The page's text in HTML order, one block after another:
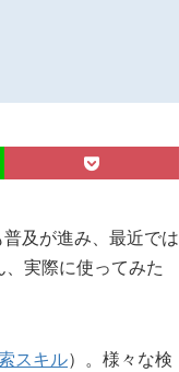
及が進み、最近では
実際に使ってみた
スキル）。様々な検